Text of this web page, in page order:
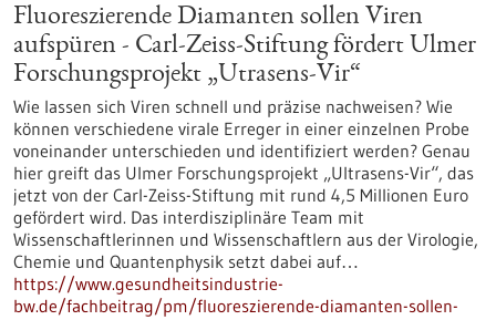
Fluoreszierende Diamanten sollen Viren
aufspüren - Carl-Zeiss-Stiftung fördert Ulmer
Forschungsprojekt „Utrasens-Vir“
Wie lassen sich Viren schnell und präzise nachweisen? Wie
können verschiedene virale Erreger in einer einzelnen Probe
voneinander unterschieden und identifiziert werden? Genau
hier greift das Ulmer Forschungsprojekt „Ultrasens-Vir“, das
jetzt von der Carl-Zeiss-Stiftung mit rund 4,5 Millionen Euro
gefördert wird. Das interdisziplinäre Team mit
Wissenschaftlerinnen und Wissenschaftlern aus der Virologie,
Chemie und Quantenphysik setzt dabei auf…
https://www.gesundheitsindustrie-
bw.de/fachbeitrag/pm/fluoreszierende-diamanten-sollen-